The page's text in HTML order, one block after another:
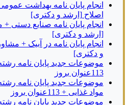
انجام پایان نامه بهداشت
اصلاح [ارشد و دکتری]
انجام پایان نامه صنایع دستی
[ارشد و دکتری]
انجام پایان نامه در آبیک +
و دکتری]
موضوعات جدید پایان نامه
113عنوان بروز
موضوعات جدید پایان نامه
مواد غذایی + 113عنوان بروز
موضوعات جدید پایان نامه